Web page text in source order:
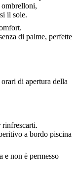
il sole.
di palme, perfette
di apertura della
rinfrescarti.
a bordo piscina
e non è permesso